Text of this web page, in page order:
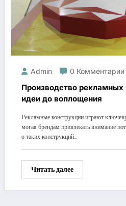
Admin 0 Комментарии
Производство рекламных
идеи до воплощения
Рекламные конструкции играют
могая брендам привлекать внимание
о таких конструкций…
Читать далее